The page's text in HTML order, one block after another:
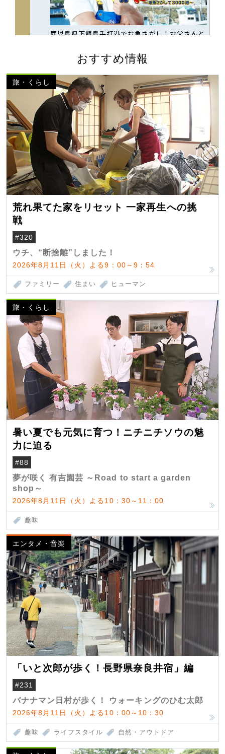
おすすめ情報
旅・くらし
荒れ果てた家をリセット 一家再生への挑
戦
#320
ウチ、“断捨離”しました！
2026年8月11日（火）よる9：00～9：54
ファミリー 住まい ヒューマン
旅・くらし
暑い夏でも元気に育つ！ニチニチソウの魅
力に迫る
#88
夢が咲く 有吉園芸 ～Road to start a garden
shop～
2026年8月11日（火）よる10：30～11：00
趣味
エンタメ・音楽
「いと次郎が歩く！長野県奈良井宿」編
#231
バナナマン日村が歩く！ ウォーキングのひむ太郎
2026年8月11日（火）よる10：00～10：30
趣味 ライフスタイル 自然・アウトドア